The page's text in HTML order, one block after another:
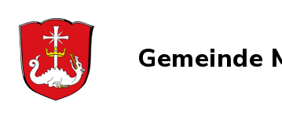
Gemeinde